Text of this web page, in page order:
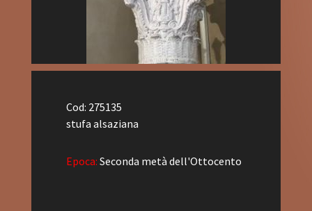
Cod: 275135
stufa alsaziana
Epoca: Seconda metà dell'Ottocento